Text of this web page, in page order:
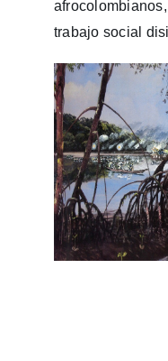
trabajo social